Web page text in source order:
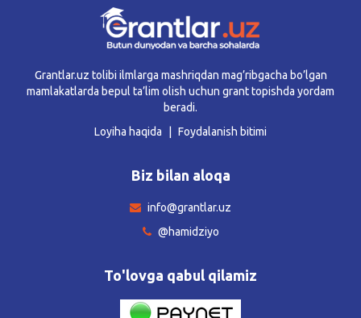
Grantlar.uz tolibi ilmlarga mashriqdan mag’ribgacha bo’lgan
mamlakatlarda bepul ta’lim olish uchun grant topishda yordam
beradi.
Loyiha haqida
Foydalanish bitimi
Biz bilan aloqa
info@grantlar.uz
@hamidziyo
To'lovga qabul qilamiz